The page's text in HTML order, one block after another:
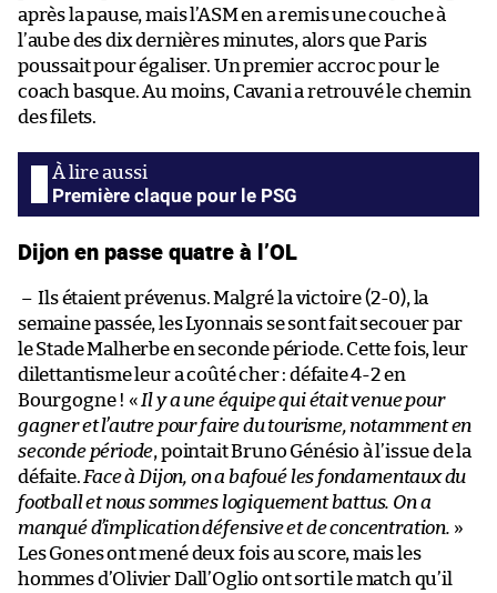
après la pause, mais l’ASM en a remis une couche à
l’aube des dix dernières minutes, alors que Paris
poussait pour égaliser. Un premier accroc pour le
coach basque. Au moins, Cavani a retrouvé le chemin
des filets.
Première claque pour le PSG
Dijon en passe quatre à l’OL
– Ils étaient prévenus. Malgré la victoire (2-0), la
semaine passée, les Lyonnais se sont fait secouer par
le Stade Malherbe en seconde période. Cette fois, leur
dilettantisme leur a coûté cher : défaite 4-2 en
Bourgogne ! « Il y a une équipe qui était venue pour
gagner et l’autre pour faire du tourisme, notamment en
seconde période, pointait Bruno Génésio à l’issue de la
défaite. Face à Dijon, on a bafoué les fondamentaux du
football et nous sommes logiquement battus. On a
manqué d’implication défensive et de concentration. »
Les Gones ont mené deux fois au score, mais les
hommes d’Olivier Dall’Oglio ont sorti le match qu’il